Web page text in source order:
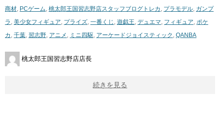
商材, PCゲーム, 桃太郎王国習志野店スタッフブログ トレカ , プラモデル, ガンプ
ラ , 美少女フィギュア, プライズ, 一番くじ , 遊戯王, デュエマ, フィギュア, ポケ
カ , 千葉, 習志野, アニメ , ミニ四駆, ​アーケードジョイスティック , QANBA
桃太郎王国習志野店店長
続きを見る